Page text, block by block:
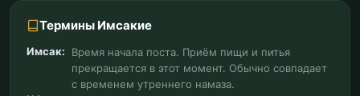
Термины Имсакие
Имсак:
Время начала поста. Приём пищи и питья
прекращается в этот момент. Обычно совпадает
с временем утреннего намаза.